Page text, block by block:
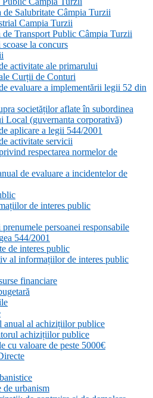
de Salubritate Câmpia Turzii
Campia Turzii
de Transport Public Câmpia Turzii
la concurs
activitate ale primarului
Curții de Conturi
evaluare a implementării legii 52 din
societăților aflate în subordinea
Local (guvernanta corporativă)
aplicare a legii 544/2001
activitate servicii
respectarea normelor de
de evaluare a incidentelor de
de interes public
persoanei responsabile
544/2001
de interes public
al informațiilor de interes public
financiare
anual al achizițiilor publice
achizițiilor publice
cu valoare de peste 5000€
de urbanism